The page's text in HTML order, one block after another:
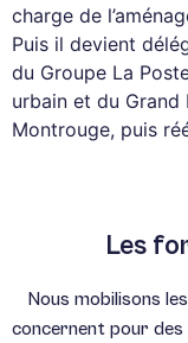
charge de
Puis il devient
du Groupe La
urbain et du Grand
Montrouge, puis
Les
Nous mobilisons
concernent pour des